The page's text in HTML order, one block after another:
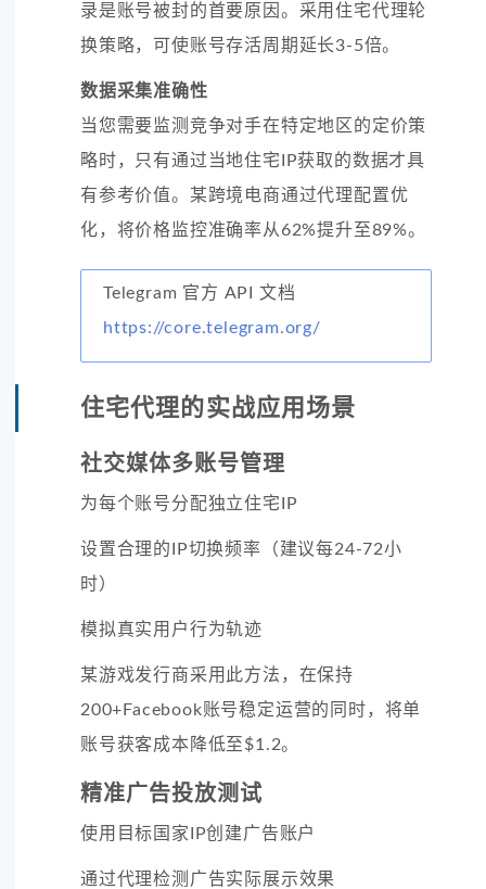
录是账号被封的首要原因。采用住宅代理轮
换策略，可使账号存活周期延长3-5倍。
数据采集准确性
当您需要监测竞争对手在特定地区的定价策
略时，只有通过当地住宅IP获取的数据才具
有参考价值。某跨境电商通过代理配置优
化，将价格监控准确率从62%提升至89%。
Telegram 官方 API 文档
https://core.telegram.org/
住宅代理的实战应用场景
社交媒体多账号管理
为每个账号分配独立住宅IP
设置合理的IP切换频率（建议每24-72小
时）
模拟真实用户行为轨迹
某游戏发行商采用此方法，在保持
200+Facebook账号稳定运营的同时，将单
账号获客成本降低至$1.2。
精准广告投放测试
使用目标国家IP创建广告账户
通过代理检测广告实际展示效果